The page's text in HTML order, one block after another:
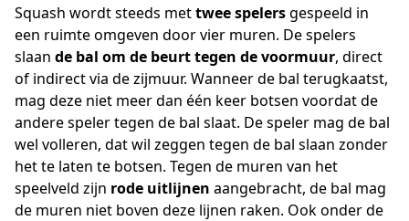
Squash wordt steeds mettwee spelersgespeeld in
een ruimte omgeven door vier muren. De spelers
slaan de bal om de beurt tegen de voormuur, direct
of indirect via de zijmuur. Wanneer de bal terugkaatst,
mag deze niet meer dan één keer botsen voordat de
andere speler tegen de bal slaat. De speler mag de bal
wel volleren, dat wil zeggen tegen de bal slaan zonder
het te laten te botsen. Tegen de muren van het
speelveld zijn rode uitlijnen aangebracht, de bal mag
de muren niet boven deze lijnen raken. Ook onder de